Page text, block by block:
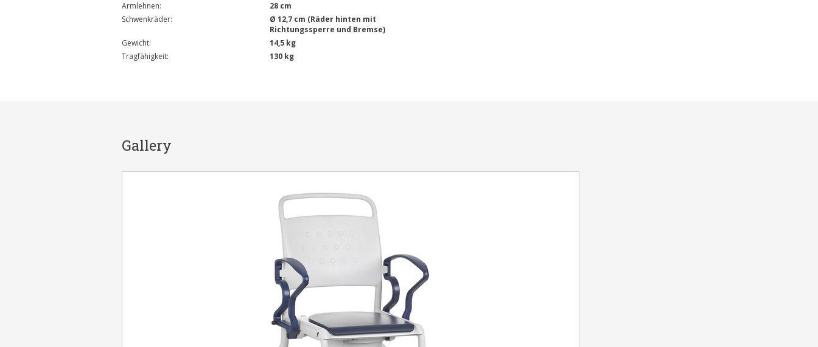
Armlehnen:
28 cm
Schwenkräder:
Ø 12,7 cm (Räder hinten mit
Richtungssperre und Bremse)
Gewicht:
14,5 kg
Tragfähigkeit:
130 kg
Gallery